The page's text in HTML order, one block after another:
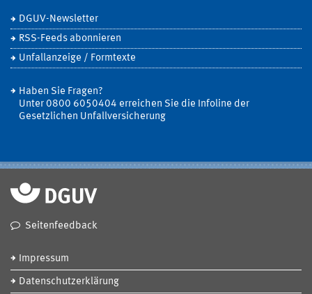
DGUV-Newsletter
RSS-Feeds abonnieren
Unfallanzeige / Formtexte
Haben Sie Fragen?
Unter 0800 6050404 erreichen Sie die Infoline der
Gesetzlichen Unfallversicherung
Seitenfeedback
Impressum
Datenschutzerklärung